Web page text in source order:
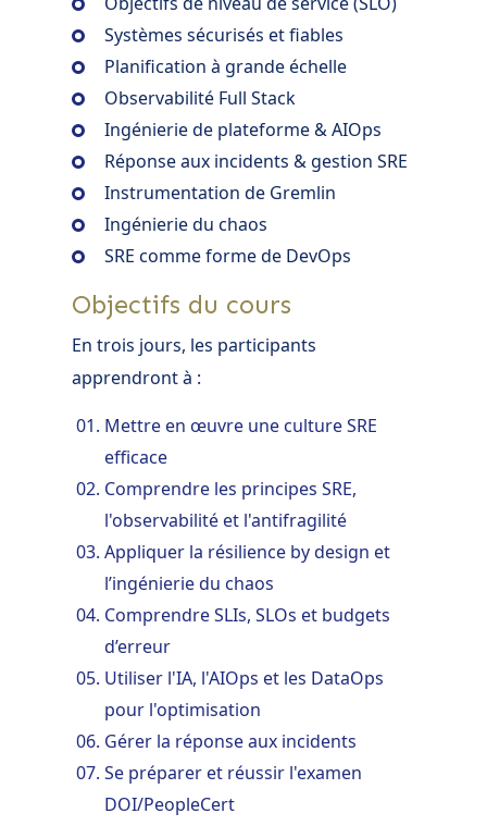
Systèmes sécurisés et fiables
Planification à grande échelle
Observabilité Full Stack
Ingénierie de plateforme & AIOps
Réponse aux incidents & gestion SRE
Instrumentation de Gremlin
Ingénierie du chaos
SRE comme forme de DevOps
Objectifs du cours
En trois jours, les participants
apprendront à :
Mettre en œuvre une culture SRE
efficace
Comprendre les principes SRE,
l'observabilité et l'antifragilité
Appliquer la résilience by design et
l’ingénierie du chaos
Comprendre SLIs, SLOs et budgets
d’erreur
Utiliser l'IA, l'AIOps et les DataOps
pour l'optimisation
Gérer la réponse aux incidents
Se préparer et réussir l'examen
DOI/PeopleCert